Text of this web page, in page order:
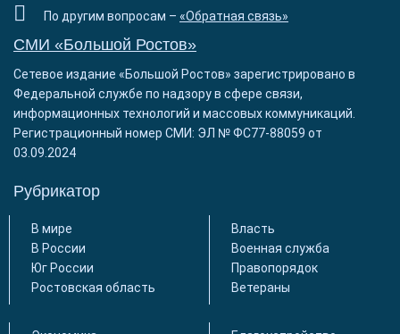
По другим вопросам – «Обратная связь»
СМИ «Большой Ростов»
Сетевое издание «Большой Ростов» зарегистрировано в
Федеральной службе по надзору в сфере связи,
информационных технологий и массовых коммуникаций.
Регистрационный номер СМИ: ЭЛ № ФС77-88059 от
03.09.2024
Рубрикатор
В мире
В России
Юг России
Ростовская область
Власть
Военная служба
Правопорядок
Ветераны